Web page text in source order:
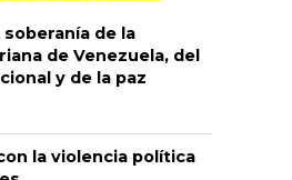
de la
de Venezuela, del
y de la paz
la violencia política